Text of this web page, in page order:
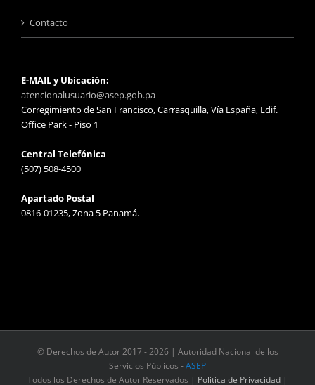
Contacto
E-MAIL y Ubicación:
atencionalusuario@asep.gob.pa
Corregimiento de San Francisco, Carrasquilla, Vía España, Edif.
Office Park - Piso 1
Central Telefónica
(507) 508-4500
Apartado Postal
0816-01235, Zona 5 Panamá.
© Derechos de Autor 2017 -2026 | Autoridad Nacional de los
Servicios Públicos -ASEP
Todos los Derechos de Autor Reservados | Politica de Privacidad |